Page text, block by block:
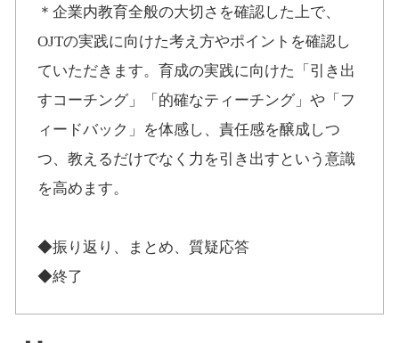
＊企業内教育全般の大切さを確認した上で、
OJTの実践に向けた考え方やポイントを確認し
ていただきます。育成の実践に向けた「引き出
すコーチング」「的確なティーチング」や「フ
ィードバック」を体感し、責任感を醸成しつ
つ、教えるだけでなく力を引き出すという意識
を高めます。
◆振り返り、まとめ、質疑応答
◆終了